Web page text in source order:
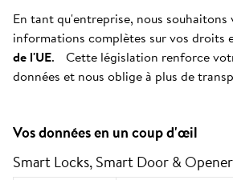
En tant qu'entreprise, nous souhaitons
informations complètes sur vos droits
de l'UE. Cette législation renforce
données et nous oblige à plus de
Vos données en un coup d'œil
Smart Locks, Smart Door & Opener